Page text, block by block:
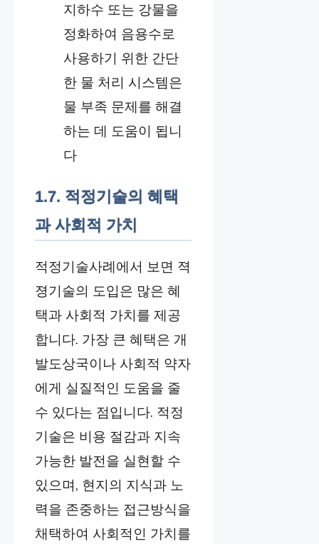
지하수 또는 강물을
정화하여 음용수로
사용하기 위한 간단
한 물 처리 시스템은
물 부족 문제를 해결
하는 데 도움이 됩니
다
1.7. 적정기술의 혜택
과 사회적 가치
적정기술사례에서 보면 젹
졍기술의 도입은 많은 혜
택과 사회적 가치를 제공
합니다. 가장 큰 혜택은 개
발도상국이나 사회적 약자
에게 실질적인 도움을 줄
수 있다는 점입니다. 적정
기술은 비용 절감과 지속
가능한 발전을 실현할 수
있으며, 현지의 지식과 노
력을 존중하는 접근방식을
채택하여 사회적인 가치를